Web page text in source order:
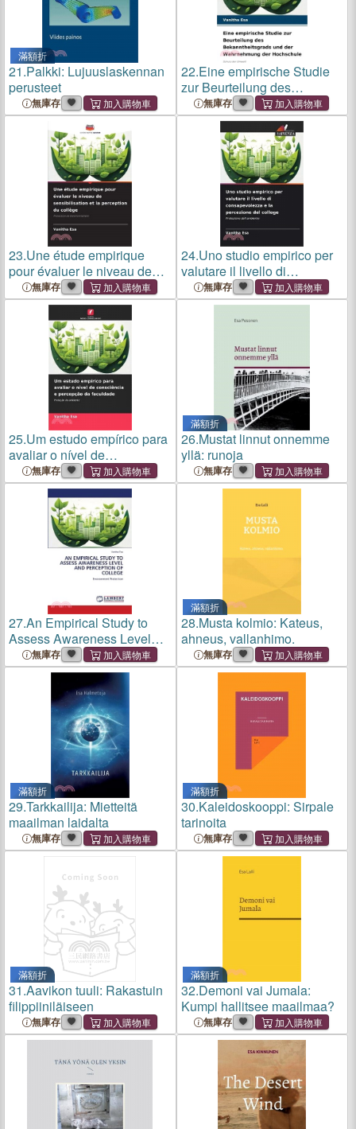
滿額折
21.Palkki: Lujuuslaskennan
perusteet
無庫存
22.Eine empirische Studie
zur Beurteilung des
Bekanntheitsgrads und der
Wahrnehmung der
Hochschule
無庫存
23.Une étude empirique
pour évaluer le niveau de
sensibilisation et la
perception du collège
無庫存
24.Uno studio empirico per
valutare il livello di
consapevolezza e la
percezione del college
無庫存
25.Um estudo empírico para
avaliar o nível de
consciência e percepção da
faculdade
無庫存
滿額折
26.Mustat linnut onnemme
yllä: runoja
無庫存
27.An Empirical Study to
Assess Awareness Level
and Perception of College
無庫存
滿額折
28.Musta kolmio: Kateus,
ahneus, vallanhimo.
無庫存
滿額折
29.Tarkkailija: Mietteitä
maailman laidalta
無庫存
滿額折
30.Kaleidoskooppi: Sirpale
tarinoita
無庫存
滿額折
31.Aavikon tuuli: Rakastuin
filippiiniläiseen
無庫存
滿額折
32.Demoni vai Jumala:
Kumpi hallitsee maailmaa?
無庫存